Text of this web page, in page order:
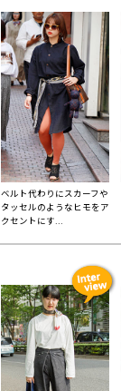
ベルト代わりにスカーフや
タッセルのようなヒモをア
クセントにす...